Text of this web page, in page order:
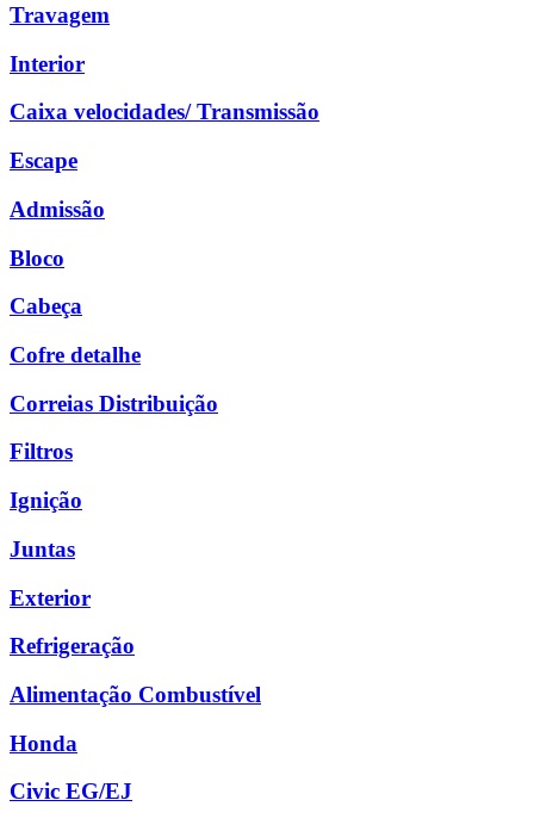
Travagem
Interior
Caixa velocidades/ Transmissão
Escape
Admissão
Bloco
Cabeça
Cofre detalhe
Correias Distribuição
Filtros
Ignição
Juntas
Exterior
Refrigeração
Alimentação Combustível
Honda
Civic EG/EJ